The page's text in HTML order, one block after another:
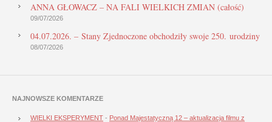
ANNA GŁOWACZ – NA FALI WIELKICH ZMIAN (całość)
09/07/2026
04.07.2026. – Stany Zjednoczone obchodziły swoje 250. urodziny
08/07/2026
NAJNOWSZE KOMENTARZE
WIELKI EKSPERYMENT - Ponad Majestatyczną 12 – aktualizacja filmu z